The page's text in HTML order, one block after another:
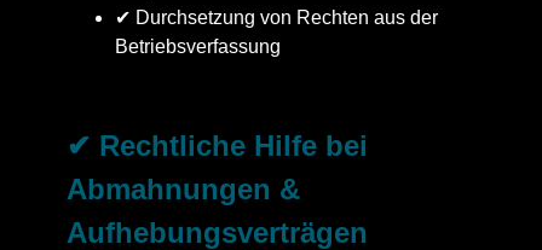
✔ Durchsetzung von Rechten aus der
Betriebsverfassung
✔ Rechtliche Hilfe bei
Abmahnungen &
Aufhebungsverträgen